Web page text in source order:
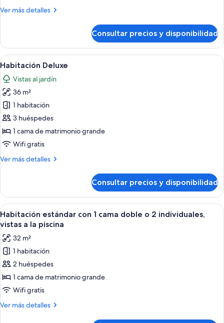
Ver más detalles
Más
familiar
(Standard)
Consultar precios y disponibilidad
Abrir
todas
las
fotos
de
Habitación
Deluxe
Una habitación de hotel moderna
5
Habitación Deluxe
Vistas al jardín
36 m²
1 habitación
3 huéspedes
1 cama de matrimonio grande
Wifi gratis
Ver más detalles
Más
Deluxe
Consultar precios y disponibilidad
Abrir
todas
las
fotos
de
Habitación
estándar
con
1
Habitación de hotel con dos camas,
5
Habitación estándar con 1 cama doble o 2 individuales,
vistas a la piscina
32 m²
1 habitación
2 huéspedes
1 cama de matrimonio grande
Wifi gratis
Ver más detalles
Más